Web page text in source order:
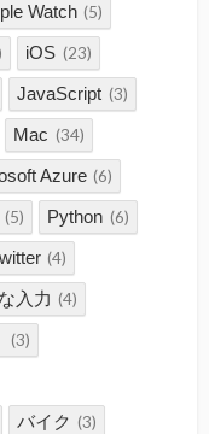
Watch (5)
iOS (23)
JavaScript (3)
Mac (34)
Azure (6)
(5) Python (6)
(4)
入力 (4)
(3)
バイク (3)